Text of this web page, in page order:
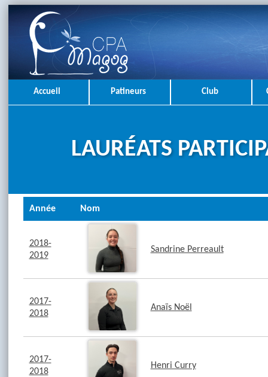
Accueil Patineurs Club
LAURÉATS
Année Nom
2018-
2019
Sandrine Perreault
2017-
2018
Anaïs Noël
2017-
2018
Henri Curry